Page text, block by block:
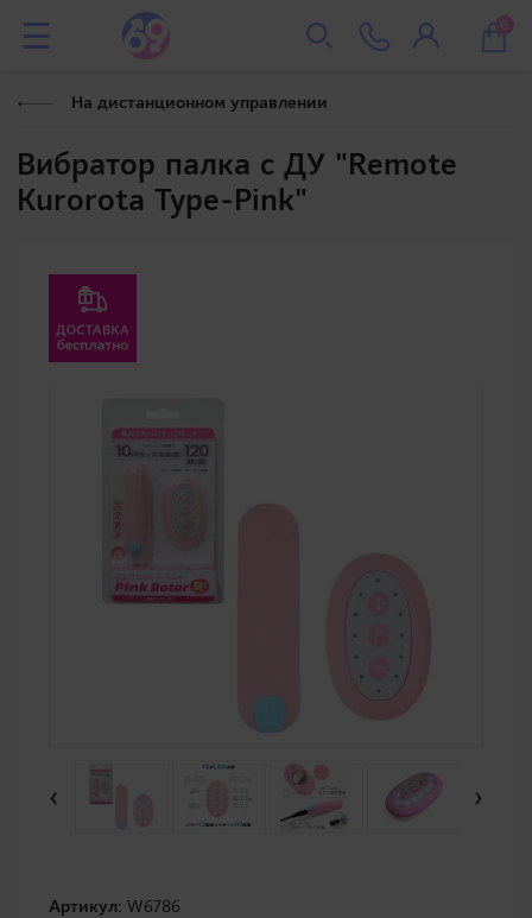
0
На дистанционном управлении
Вибратор палка с ДУ "Remote
Kurorota Type-Pink"
‹ ›
Артикул: W6786